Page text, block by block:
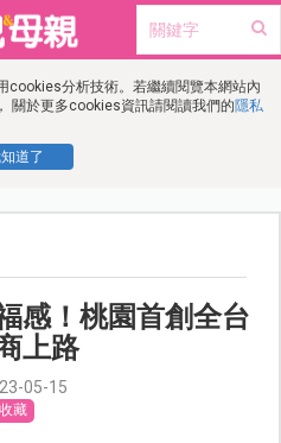
cookies分析技術。若繼續閱覽本網站內
關於更多cookies資訊請閱讀我們的隱私
道了
感！桃園首創全台
上路
05-15
收藏